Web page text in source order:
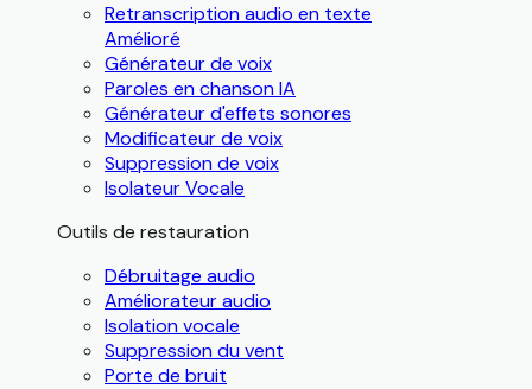
Retranscription audio en texte
Amélioré
Générateur de voix
Paroles en chanson IA
Générateur d'effets sonores
Modificateur de voix
Suppression de voix
Isolateur Vocale
Outils de restauration
Débruitage audio
Améliorateur audio
Isolation vocale
Suppression du vent
Porte de bruit